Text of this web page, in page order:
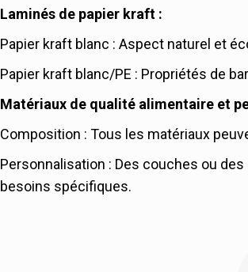
Laminés de papier kraft :
Papier kraft blanc : Aspect naturel et
Papier kraft blanc/PE : Propriétés de
Matériaux de qualité alimentaire et
Composition : Tous les matériaux
Personnalisation : Des couches ou
besoins spécifiques.